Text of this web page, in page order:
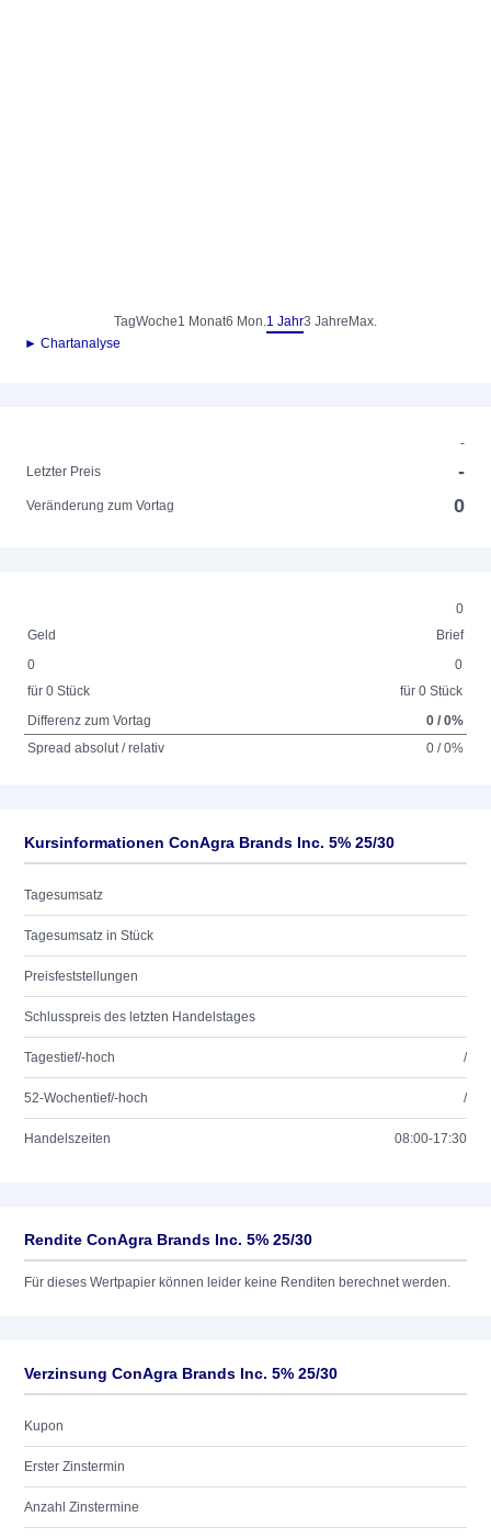
TagWoche1 Monat6 Mon.1 Jahr3 Jahre Max.
► Chartanalyse
-
Letzter Preis
-
Veränderung zum Vortag 0
0
Geld
Brief
0
für 0 Stück
0
für 0 Stück
Differenz zum Vortag
0 / 0%
Spread absolut / relativ
0 / 0%
Kursinformationen ConAgra Brands Inc. 5% 25/30
Tagesumsatz
Tagesumsatz in Stück
Preisfeststellungen
Schlusspreis des letzten Handelstages
Tagestief/-hoch /
52-Wochentief/-hoch /
Handelszeiten 08:00-17:30
Rendite ConAgra Brands Inc. 5% 25/30
Für dieses Wertpapier können leider keine Renditen berechnet werden.
Verzinsung ConAgra Brands Inc. 5% 25/30
Kupon
Erster Zinstermin
Anzahl Zinstermine